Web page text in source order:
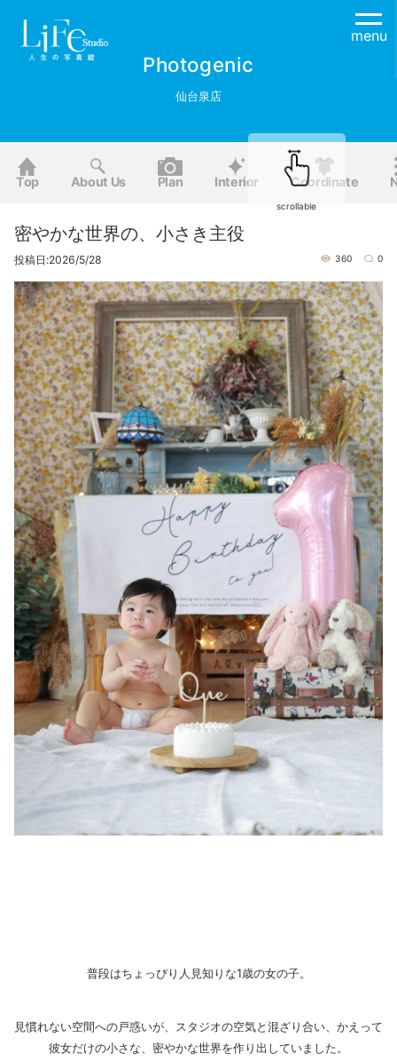
menu
Photogenic
仙台泉店
Top About Us Plan Interior Coordinate
scrollable
密やかな世界の、小さき主役
投稿日:2026/5/28 360 0
普段はちょっぴり人見知りな1歳の女の子。
見慣れない空間への戸惑いが、スタジオの空気と混ざり合い、かえって
彼女だけの小さな、密やかな世界を作り出していました。